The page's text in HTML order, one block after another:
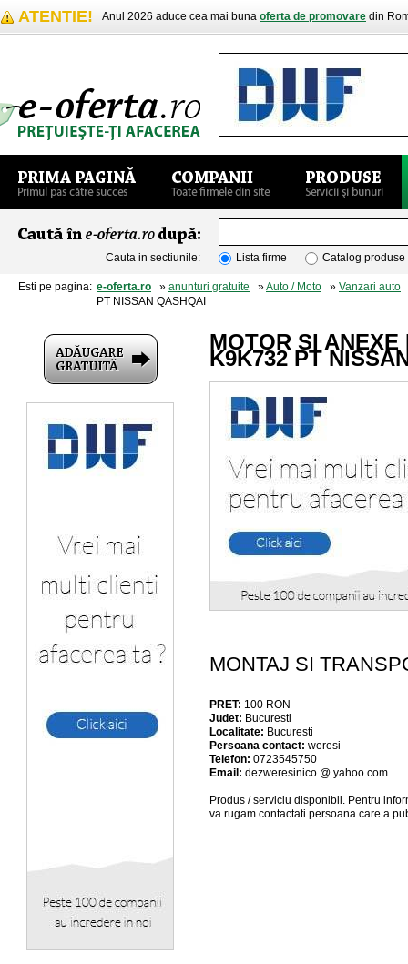
ATENTIE! Anul 2026 aduce cea mai buna oferta de promovare din
Cauta in sectiunile: Lista firme Catalog produse
Esti pe pagina: e-oferta.ro » anunturi gratuite »Auto / Moto » Vanzari auto
PT NISSAN QASHQAI
MOTOR SI
K9K732 PT
MONTAJ SI
PRET: 100 RON
Judet: Bucuresti
Localitate: Bucuresti
Persoana contact: weresi
Telefon: 0723545750
Email: dezweresinico @ yahoo.com
Produs / serviciu disponibil . Pentru
va rugam contactati persoana care a